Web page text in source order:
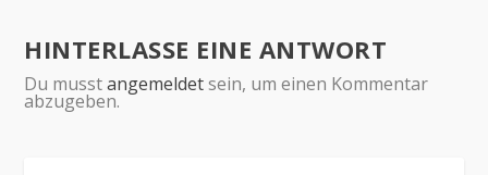
HINTERLASSE EINE ANTWORT
Du musstangemeldetsein, um einen Kommentar
abzugeben.